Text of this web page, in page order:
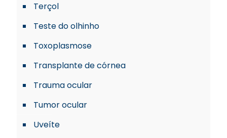
Terçol
Teste do olhinho
Toxoplasmose
Transplante de córnea
Trauma ocular
Tumor ocular
Uveíte